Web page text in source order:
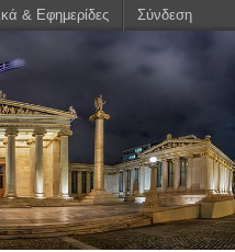
& Εφημερίδες Σύνδεση